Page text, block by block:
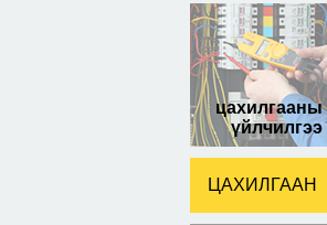
цахилгааны
үйлчилгээ
ЦАХИЛГААН